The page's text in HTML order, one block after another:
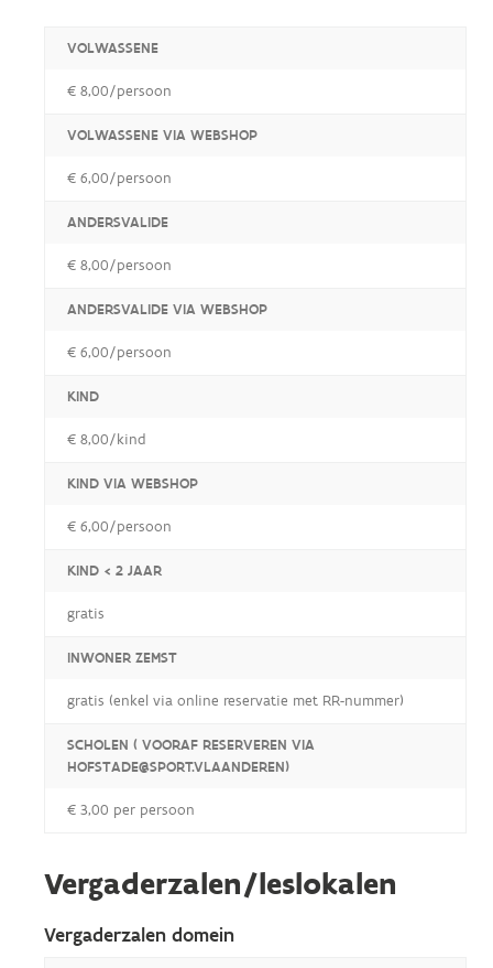
VOLWASSENE
€ 8,00/persoon
VOLWASSENE VIA WEBSHOP
€ 6,00/persoon
ANDERSVALIDE
€ 8,00/persoon
ANDERSVALIDE VIA WEBSHOP
€ 6,00/persoon
KIND
€ 8,00/kind
KIND VIA WEBSHOP
€ 6,00/persoon
KIND < 2 JAAR
gratis
INWONER ZEMST
gratis (enkel via online reservatie met RR-nummer)
SCHOLEN ( VOORAF RESERVEREN VIA
HOFSTADE@SPORT.VLAANDEREN)
€ 3,00 per persoon
Vergaderzalen/leslokalen
Vergaderzalen domein